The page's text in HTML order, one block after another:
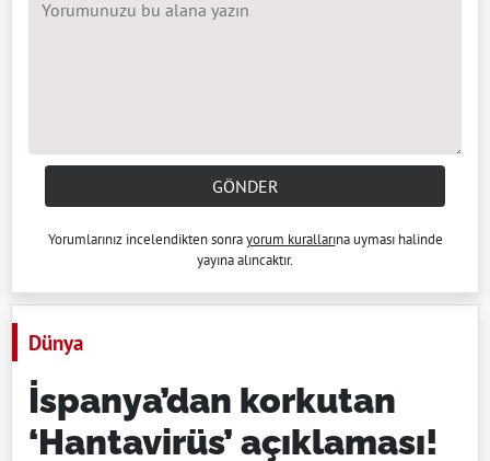
GÖNDER
Yorumlarınız incelendikten sonrayorum kurallarına uyması halinde
yayına alıncaktır.
Dünya
İspanya’dan korkutan
‘Hantavirüs’ açıklaması!